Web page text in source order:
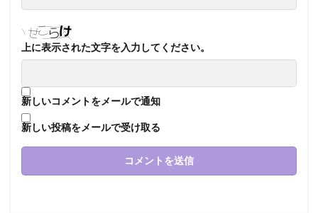
上に表示された文字を入力してください。
新しいコメントをメールで通知
新しい投稿をメールで受け取る